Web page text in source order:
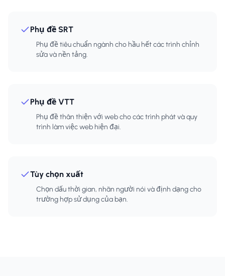
Phụ đề SRT
Phụ đề tiêu chuẩn ngành cho hầu hết các trình chỉnh
sửa và nền tảng.
Phụ đề VTT
Phụ đề thân thiện với web cho các trình phát và quy
trình làm việc web hiện đại.
Tùy chọn xuất
Chọn dấu thời gian, nhãn người nói và định dạng cho
trường hợp sử dụng của bạn.